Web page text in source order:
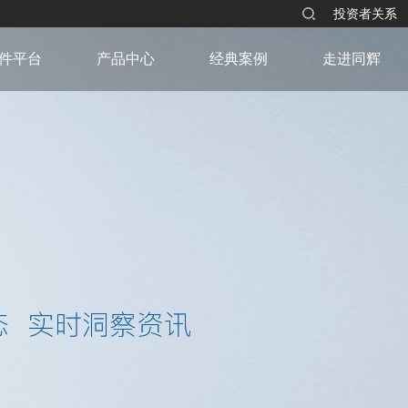
投资者关系
平台 产品中心 经典案例 走进同辉